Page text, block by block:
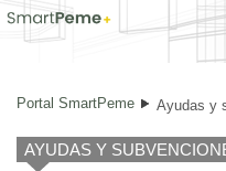
Ayudas y subvenciones
Portal SmartPeme Ayudas y
AYUDAS Y